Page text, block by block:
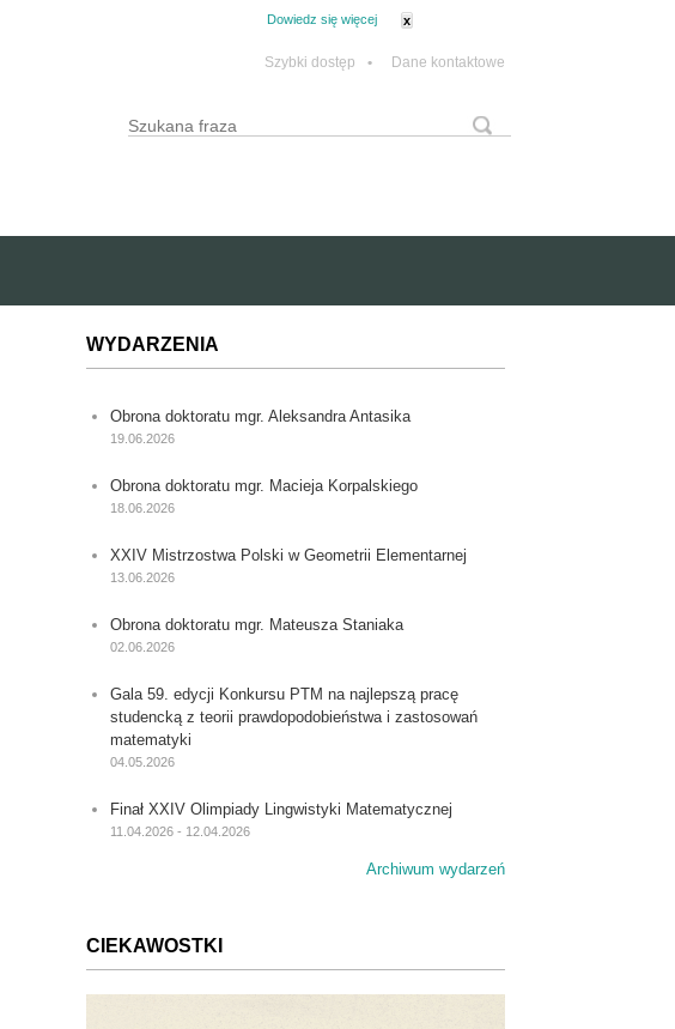
Dowiedz się więcej x
Szybki dostęp • Dane kontaktowe
Formularz wyszukiwania
Wyszukaj
WYDARZENIA
Obrona doktoratu mgr. Aleksandra Antasika
19.06.2026
Obrona doktoratu mgr. Macieja Korpalskiego
18.06.2026
XXIV Mistrzostwa Polski w Geometrii Elementarnej
13.06.2026
Obrona doktoratu mgr. Mateusza Staniaka
02.06.2026
Gala 59. edycji Konkursu PTM na najlepszą pracę
studencką z teorii prawdopodobieństwa i zastosowań
matematyki
04.05.2026
Finał XXIV Olimpiady Lingwistyki Matematycznej
11.04.2026 - 12.04.2026
Archiwum wydarzeń
CIEKAWOSTKI